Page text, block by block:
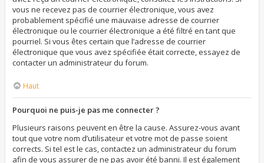
vous ne recevez pas de courrier électronique, vous avez
probablement spécifié une mauvaise adresse de courrier
électronique ou le courrier électronique a été filtré en tant que
pourriel. Si vous êtes certain que l’adresse de courrier
électronique que vous avez spécifiée était correcte, essayez de
contacter un administrateur du forum.
Haut
Pourquoi ne puis-je pas me connecter ?
Plusieurs raisons peuvent en être la cause. Assurez-vous avant
tout que votre nom d’utilisateur et votre mot de passe soient
corrects. Si tel est le cas, contactez un administrateur du forum
afin de vous assurer de ne pas avoir été banni. Il est également